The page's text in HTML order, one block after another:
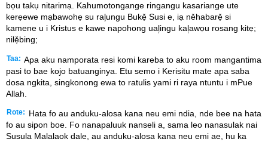
bọu takụ nitarimạ. Kahumotongange ringangu kasariange ute
kerẹewe mạbawohẹ su ral᷊ungu Bukẹ̌ Susi e, iạ něhabarẹ̌ si
kamene u i Kristus e kawe napohong ual᷊ingu kal᷊awọu rosang kitẹ;
nilẹ̌bing;
Taa: Apa aku namporata resi komi kareba to aku room mangantima
pasi to bae kojo batuanginya. Etu semo i Kerisitu mate apa saba
dosa ngkita, singkonong ewa to ratulis yami ri raya ntuntu i mPue
Allah.
Rote:
Hata fo au anduku-alosa kana neu emi ndia, nde bee na hata
fo au sipon boe. Fo nanapaluuk nanseli a, sama leo nanasulak nai
Susula Malalaok dale, au anduku-alosa kana neu emi ae, hu ka